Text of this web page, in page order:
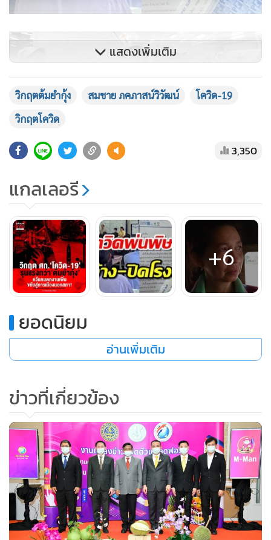
แสดงเพิ่มเติม
วิกฤตต้มยำกุ้ง สมชาย ภคภาสน์วิวัฒน์
โควิด-19
วิกฤตโควิด
3,350
แกลเลอรี
+6
ยอดนิยม
อ่านเพิ่มเติม
ข่าวที่เกี่ยวข้อง